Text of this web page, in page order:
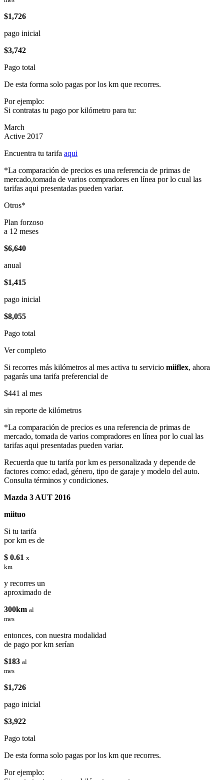
$1,726
pago inicial
$3,742
Pago total
De esta forma solo pagas por los km que recorres.
Por ejemplo:
Si contratas tu pago por kilómetro para tu:
March
Active 2017
Encuentra tu tarifa aqui
*La comparación de precios es una referencia de primas de
mercado,tomada de varios compradores en línea por lo cual las
tarifas aqui presentadas pueden variar.
Otros*
Plan forzoso
a 12 meses
$6,640
anual
$1,415
pago inicial
$8,055
Pago total
Ver completo
Si recorres más kilómetros al mes activa tu servicio miiflex, ahora
pagarás una tarifa preferencial de
$441 al mes
sin reporte de kilómetros
*La comparación de precios es una referencia de primas de
mercado, tomada de varios compradores en línea por lo cual las
tarifas aqui presentadas pueden variar.
Recuerda que tu tarifa por km es personalizada y depende de
factores como: edad, género, tipo de garaje y modelo del auto.
Consulta términos y condiciones.
Mazda 3 AUT 2016
miituo
Si tu tarifa
por km es de
$ 0.61 x
km
y recorres un
aproximado de
300km al
mes
entonces, con nuestra modalidad
de pago por km serían
$183 al
mes
$1,726
pago inicial
$3,922
Pago total
De esta forma solo pagas por los km que recorres.
Por ejemplo: